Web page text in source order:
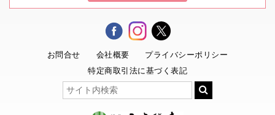
お問合せ 会社概要
プライバシーポリシー
特定商取引法に基づく表記